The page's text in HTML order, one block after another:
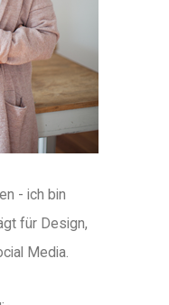
- ich bin
für Design,
Media.